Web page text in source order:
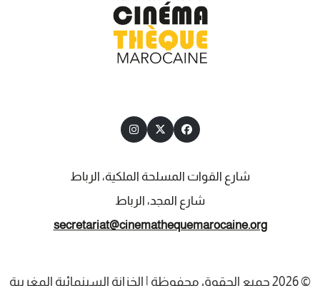
شارع القوات المسلحة الملكية، الرباط
شارع المجد، الرباط
secretariat@cinemathequemarocaine.org
© 2026 جميع الحقوق محفوظة | الخزانة السينمائية المغربية